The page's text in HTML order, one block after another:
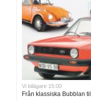
Vi bilägare 15:00
Från klassiska Bubblan